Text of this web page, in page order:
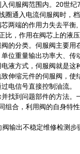
伺服阀范围内。20世
通入电流伺服阀时，
两端的作用力失去平
，作用在阀芯上的液
的分类。伺服阀主要
位重量输出功率大、
液方式，伺服阀就是
伸缩元件的伺服阀，
电信号直接控制油流。
找到问题部件的方法
合，利用阀的自身特